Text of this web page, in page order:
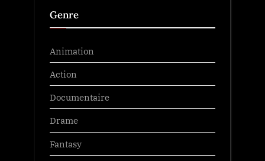
Genre
Animation
Action
Documentaire
Drame
Fantasy